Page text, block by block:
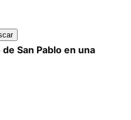
San Pablo en una